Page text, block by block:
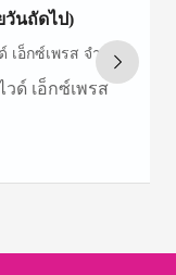
วันถัดไป)
เอ็กซ์เพรส จำกัด
ด์ เอ็กซ์เพรส